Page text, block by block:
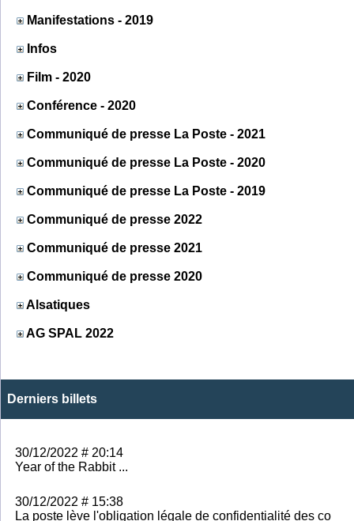
Manifestations - 2019
Infos
Film - 2020
Conférence - 2020
Communiqué de presse La Poste - 2021
Communiqué de presse La Poste - 2020
Communiqué de presse La Poste - 2019
Communiqué de presse 2022
Communiqué de presse 2021
Communiqué de presse 2020
Alsatiques
AG SPAL 2022
Derniers billets
30/12/2022 # 20:14
Year of the Rabbit ...
30/12/2022 # 15:38
La poste lève l'obligation légale de confidentialité des co